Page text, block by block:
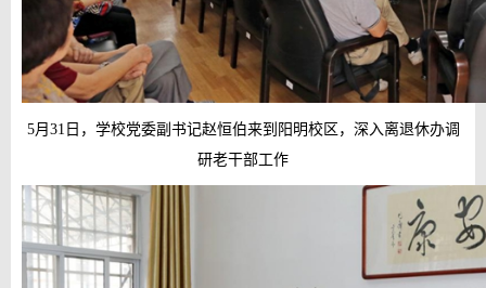
5月31日，学校党委副书记赵恒伯来到阳明校区，深入离退休办调
研老干部工作